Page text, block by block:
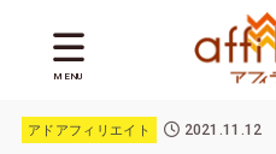
MENU
アドアフィリエイト 2021.11.12